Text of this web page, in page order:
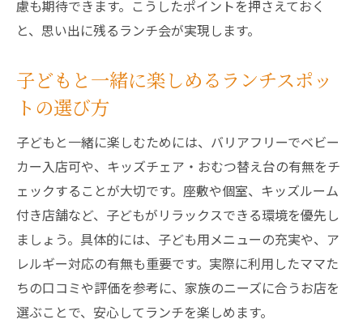
慮も期待できます。こうしたポイントを押さえておく
と、思い出に残るランチ会が実現します。
子どもと一緒に楽しめるランチスポッ
トの選び方
子どもと一緒に楽しむためには、バリアフリーでベビー
カー入店可や、キッズチェア・おむつ替え台の有無をチ
ェックすることが大切です。座敷や個室、キッズルーム
付き店舗など、子どもがリラックスできる環境を優先し
ましょう。具体的には、子ども用メニューの充実や、ア
レルギー対応の有無も重要です。実際に利用したママた
ちの口コミや評価を参考に、家族のニーズに合うお店を
選ぶことで、安心してランチを楽しめます。